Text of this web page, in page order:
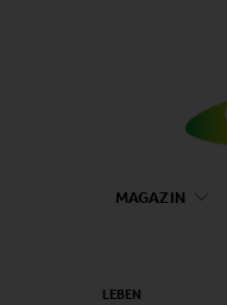
MAGAZIN
LEBEN